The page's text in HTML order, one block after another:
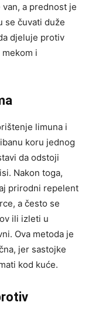
a prednost je
se čuvati duže
djeluje protiv
i
limuna i
koru jednog
da odstoji
Nakon toga,
prirodni repelent
a često se
ili izleti u
Ova metoda je
jer sastojke
kod kuće.